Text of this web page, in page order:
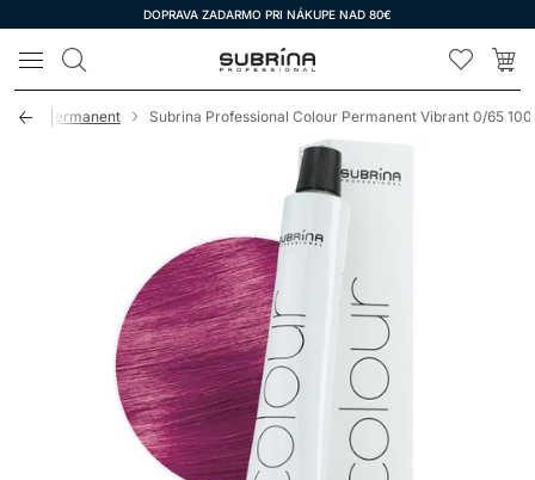
DOPRAVA ZADARMO PRI NÁKUPE NAD 80€
LOMAX
Permanent Subrina Professional Colour Permanent Vibrant 0/65